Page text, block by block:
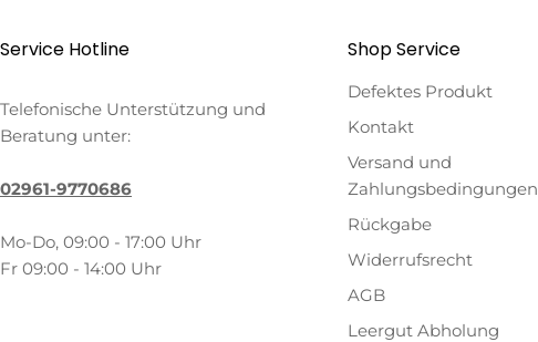
Service Hotline
Telefonische Unterstützung und
Beratung unter:
02961-9770686
Mo-Do, 09:00 - 17:00 Uhr
Fr 09:00 - 14:00 Uhr
Shop Service
Defektes Produkt
Kontakt
Versand und
Zahlungsbedingungen
Rückgabe
Widerrufsrecht
AGB
Leergut Abholung